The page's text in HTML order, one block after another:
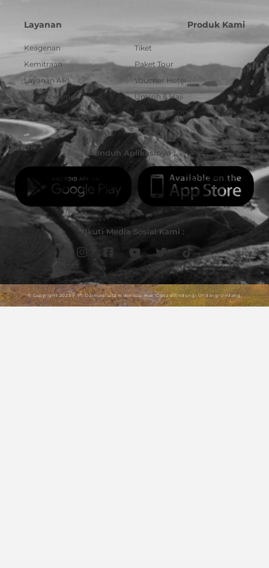
Layanan
Keagenan
Kemitraan
Layanan API
Urus Dokumen
Produk Kami
Tiket
Paket Tour
Voucher Hotel
Umroh & Haji
Pulsa dan PPOB
Unduh Aplikasinya :
Ikuti Media Sosial Kami :
© Copyright 2023 | PT Darmawisata Indonesia. Hak Cipta dilindungi Undang-Undang.